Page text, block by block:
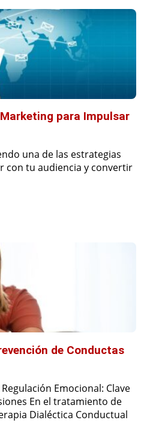
para Impulsar
una de las estrategias
con tu audiencia y convertir
de Conductas
Emocional: Clave
En el tratamiento de
Dialéctica Conductual